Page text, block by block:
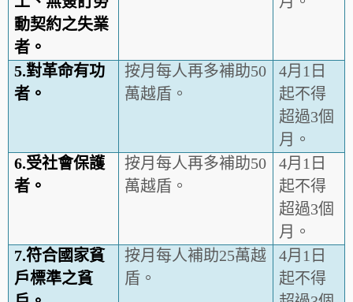
動契約之失業
者 。
5.對革命有功
者 。
按月每人再多補助50
萬越盾。
4月1日
起不得
超過3個
月。
6.受社會保護
者 。
按月每人再多補助50
萬越盾。
4月1日
起不得
超過3個
月。
7.符合國家貧
戶標準之貧
按月每人補助25萬越
盾。
4月1日
起不得